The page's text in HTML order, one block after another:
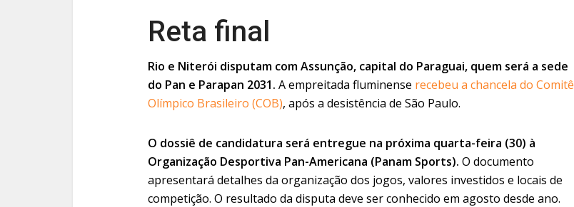
Reta final
Rio e Niterói disputam com Assunção, capital do Paraguai, quem será a sede
do Pan e Parapan 2031. A empreitada fluminense recebeu a chancela do Comitê
Olímpico Brasileiro (COB), após a desistência de São Paulo.
O dossiê de candidatura será entregue na próxima quarta-feira (30) à
Organização Desportiva Pan-Americana (Panam Sports). O documento
apresentará detalhes da organização dos jogos, valores investidos e locais de
competição. O resultado da disputa deve ser conhecido em agosto desde ano.